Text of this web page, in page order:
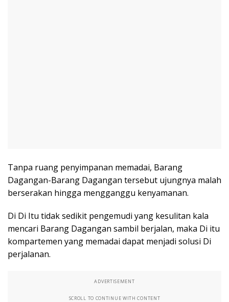
Tanpa ruang penyimpanan memadai, Barang
Dagangan-Barang Dagangan tersebut ujungnya malah
berserakan hingga mengganggu kenyamanan.
Di Di Itu tidak sedikit pengemudi yang kesulitan kala
mencari Barang Dagangan sambil berjalan, maka Di itu
kompartemen yang memadai dapat menjadi solusi Di
perjalanan.
ADVERTISEMENT
SCROLL TO CONTINUE WITH CONTENT